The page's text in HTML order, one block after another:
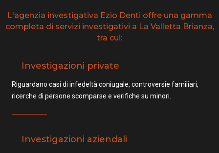
L'agenzia investigativa Ezio Denti offre una gamma
completa di servizi investigativi a La Valletta Brianza,
tra cui:
Investigazioni private
Riguardano casi di infedeltà coniugale, controversie familiari,
ricerche di persone scomparse e verifiche su minori.
Investigazioni aziendali